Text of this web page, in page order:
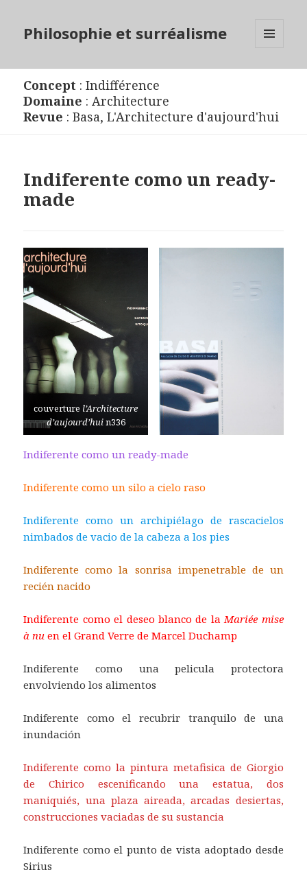
Philosophie et surréalisme
Concept :Indifférence
Domaine :Architecture
Revue :Basa,L'Architecture d'aujourd'hui
Indiferente como un ready-
made
couverture l’Architecture
d’aujourd’huin336
Indiferente como un ready-made
Indiferente como un silo a cielo raso
Indiferente como un archipiélago de rascacielos
nimbados de vacio de la cabeza a los pies
Indiferente como la sonrisa impenetrable de un
recién nacido
Indiferente como el deseo blanco de la Mariée mise
à nu en el Grand Verre de Marcel Duchamp
Indiferente como una pelicula protectora
envolviendo los alimentos
Indiferente como el recubrir tranquilo de una
inundación
Indiferente como la pintura metafisica de Giorgio
de Chirico escenificando una estatua, dos
maniquiés, una plaza aireada, arcadas desiertas,
construcciones vaciadas de su sustancia
Indiferente como el punto de vista adoptado desde
Sirius